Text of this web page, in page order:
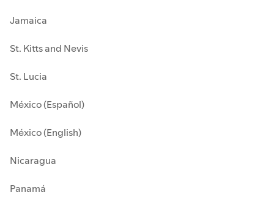
Jamaica
St. Kitts and Nevis
St. Lucia
México (Español)
México (English)
Nicaragua
Panamá